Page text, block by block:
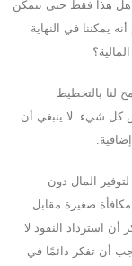
هل هذا فقط حتى نتمكن
يمكننا في النهاية
لنا بالتخطيط
كل شيء. لا ينبغي أن
المال دون
صغيرة مقابل
استرداد النقود لا
أن تفكر دائمًا في